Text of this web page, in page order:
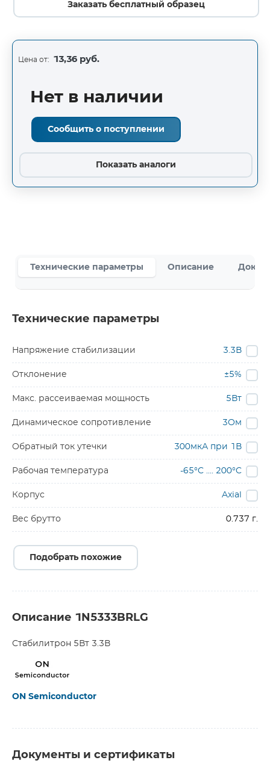
Заказать бесплатный образец
Цена от: 13,36 руб.
Нет в наличии
Сообщить о поступлении
Показать аналоги
Технические параметры Описание
Технические параметры
Напряжение стабилизации 3.3В
Отклонение ±5%
Макс. рассеиваемая мощность 5Вт
Динамическое сопротивление 3Ом
Обратный ток утечки 300мкА при 1В
Рабочая температура -65°C .... 200°C
Корпус Axial
Вес брутто 0.737 г.
Подобрать похожие
Описание 1N5333BRLG
Стабилитрон 5Вт 3.3В
ON Semiconductor
Документы и сертификаты